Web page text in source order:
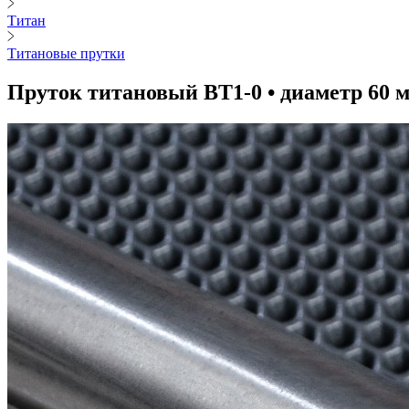
Титан
Титановые прутки
Пруток титановый ВТ1-0 • диаметр 60